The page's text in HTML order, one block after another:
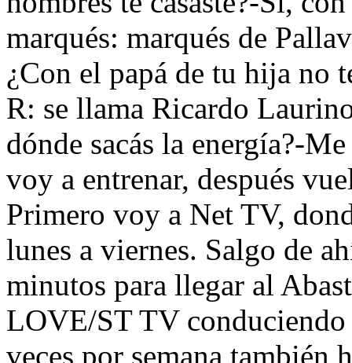
marqués: marqués de
¿Con el papá de tu hija no
R: se llama Ricardo
dónde sacás la energía?-
voy a entrenar, después
Primero voy a Net TV,
lunes a viernes. Salgo de
minutos para llegar al
LOVE/ST TV
veces por semana también